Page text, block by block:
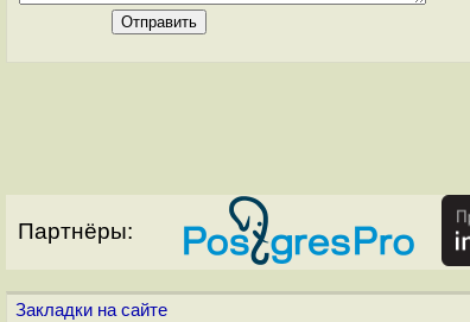
Партнёры:
Закладки на сайте